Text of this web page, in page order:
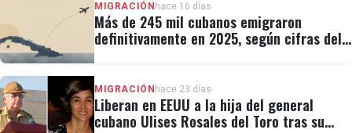
MIGRACIÓN hace 16 días
Más de 245 mil cubanos emigraron
definitivamente en 2025, según cifras del
MIGRACIÓN hace 23 días
Liberan en EEUU a la hija del general
cubano Ulises Rosales del Toro tras su